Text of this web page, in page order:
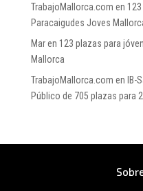
TrabajoMallorca.com en
Paracaigudes Joves
Maren 123 plazas para
Mallorca
TrabajoMallorca.com en IB-
Público de 705 plazas para